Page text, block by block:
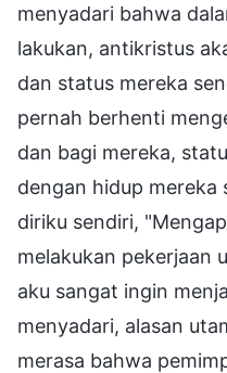
menyadari bahwa
lakukan, antikristus
dan status mereka
pernah berhenti
dan bagi mereka,
dengan hidup mereka
diriku sendiri,
melakukan pekerjaan
aku sangat ingin
menyadari, alasan
merasa bahwa